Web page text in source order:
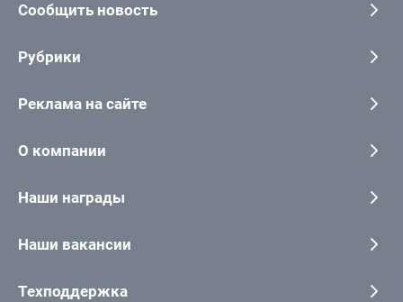
Сообщить новость
Рубрики
Реклама на сайте
О компании
Наши награды
Наши вакансии
Техподдержка